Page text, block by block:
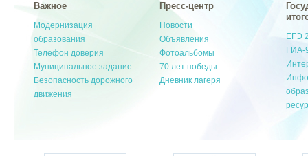
Важное
Модернизация
образования
Телефон доверия
Муниципальное задание
Безопасность дорожного
движения
Пресс-центр
Новости
Объявления
Фотоальбомы
70 лет победы
Дневник лагеря
ЕГЭ
ГИА-